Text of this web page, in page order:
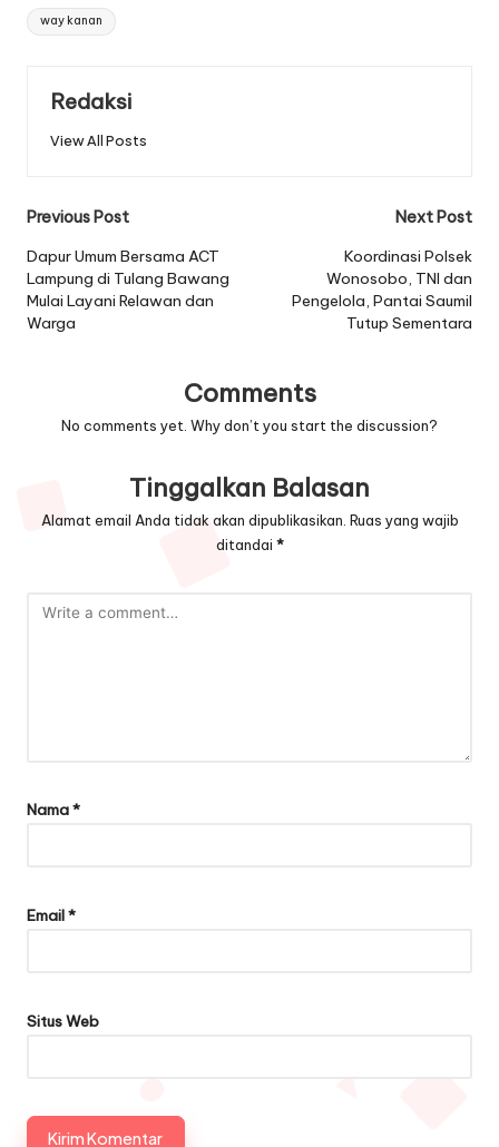
Tags:
way kanan
Redaksi
View All Posts
Post
navigation
Previous Post
Dapur Umum Bersama ACT
Lampung di Tulang Bawang
Mulai Layani Relawan dan
Warga
Next Post
Koordinasi Polsek
Wonosobo, TNI dan
Pengelola, Pantai Saumil
Tutup Sementara
Comments
No comments yet. Why don’t you start the discussion?
Tinggalkan Balasan
Alamat email Anda tidak akan dipublikasikan. Ruas yang wajib
ditandai *
Nama*
Email*
Situs Web